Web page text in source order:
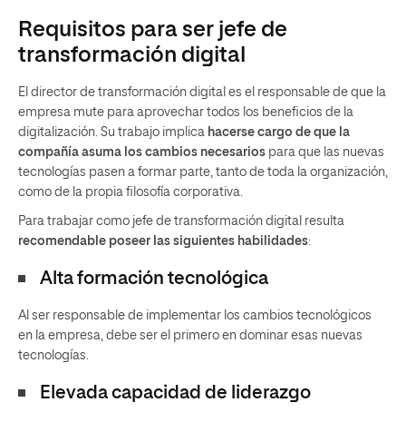
Requisitos para ser jefe de
transformación digital
El director de transformación digital es el responsable de que la
empresa mute para aprovechar todos los beneficios de la
digitalización. Su trabajo implica hacerse cargo de que la
compañía asuma los cambios necesarios para que las nuevas
tecnologías pasen a formar parte, tanto de toda la organización,
como de la propia filosofía corporativa.
Para trabajar como jefe de transformación digital resulta
recomendable poseer las siguientes habilidades:
Alta formación tecnológica
Al ser responsable de implementar los cambios tecnológicos
en la empresa, debe ser el primero en dominar esas nuevas
tecnologías.
Elevada capacidad de liderazgo